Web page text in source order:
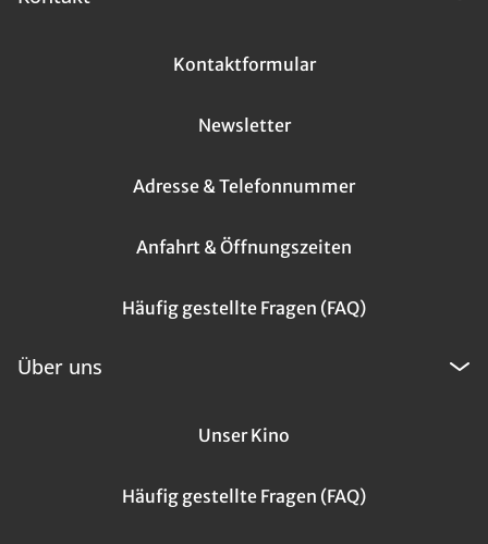
Kontaktformular
Newsletter
Adresse & Telefonnummer
Anfahrt & Öffnungszeiten
Häufig gestellte Fragen (FAQ)
Über uns
Unser Kino
Häufig gestellte Fragen (FAQ)